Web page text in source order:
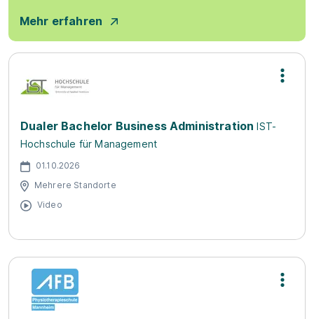
Mehr erfahren
Dualer Bachelor Business Administration IST-
Hochschule für Management
01.10.2026
Mehrere Standorte
Video